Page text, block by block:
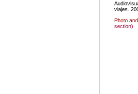
viajes.
Photo
section)